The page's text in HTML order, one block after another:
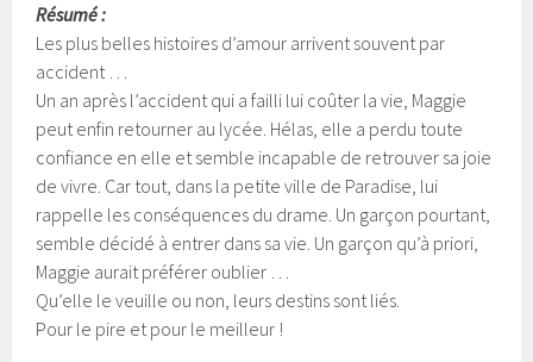
Résumé :
Les plus belles histoires d’amour arrivent souvent par
accident …
Un an après l’accident qui a failli lui coûter la vie, Maggie
peut enfin retourner au lycée. Hélas, elle a perdu toute
confiance en elle et semble incapable de retrouver sa joie
de vivre. Car tout, dans la petite ville de Paradise, lui
rappelle les conséquences du drame. Un garçon pourtant,
semble décidé à entrer dans sa vie. Un garçon qu’à priori,
Maggie aurait préférer oublier …
Qu’elle le veuille ou non, leurs destins sont liés.
Pour le pire et pour le meilleur !